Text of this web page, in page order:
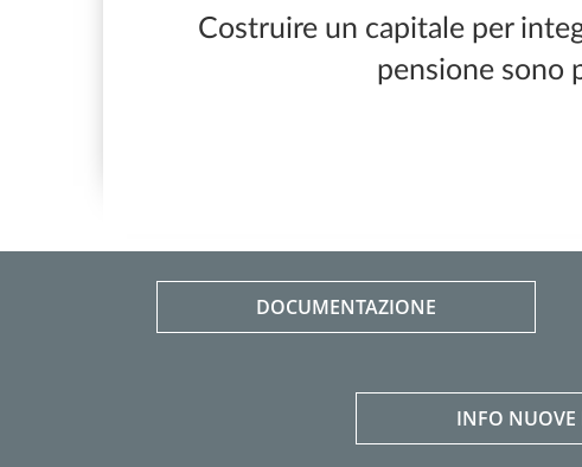
Costruire un capitale per
pensione sono
DOCUMENTAZIONE
INFO NUOVE